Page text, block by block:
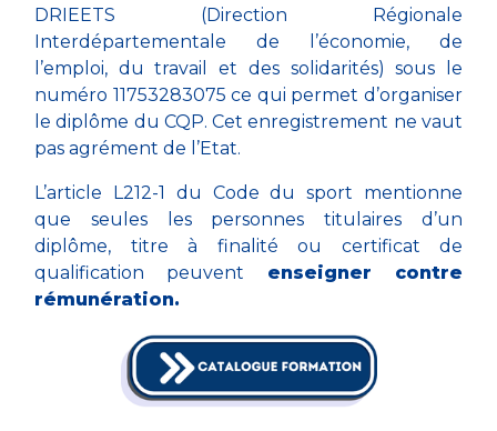
DRIEETS (Direction Régionale
Interdépartementale de l’économie, de
l’emploi, du travail et des solidarités) sous le
numéro 11753283075 ce qui permet d’organiser
le diplôme du CQP. Cet enregistrement ne vaut
pas agrément de l’Etat.
L’article L212-1 du Code du sport mentionne
que seules les personnes titulaires d’un
diplôme, titre à finalité ou certificat de
qualification peuvent enseigner contre
rémunération.